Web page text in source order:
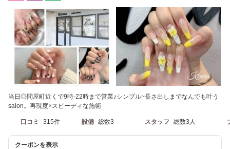
当日◎問屋町近くで9時-22時まで営業♪シンプル~長さ出しまでなんでも叶う
salon。再現度×スピーディな施術
口コミ 315件 設備 総数3 スタッフ 総数3人
クーポンを表示